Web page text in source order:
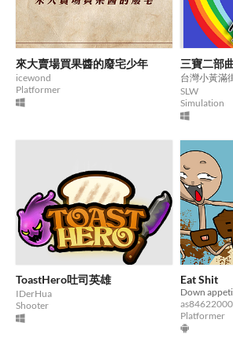
來大賣場買果醬的廢宅少年
icewond
Platformer
SLW
Simulation
ToastHero吐司英雄
IDerHua
Shooter
Eat Shit
Down
as84622000
Platformer